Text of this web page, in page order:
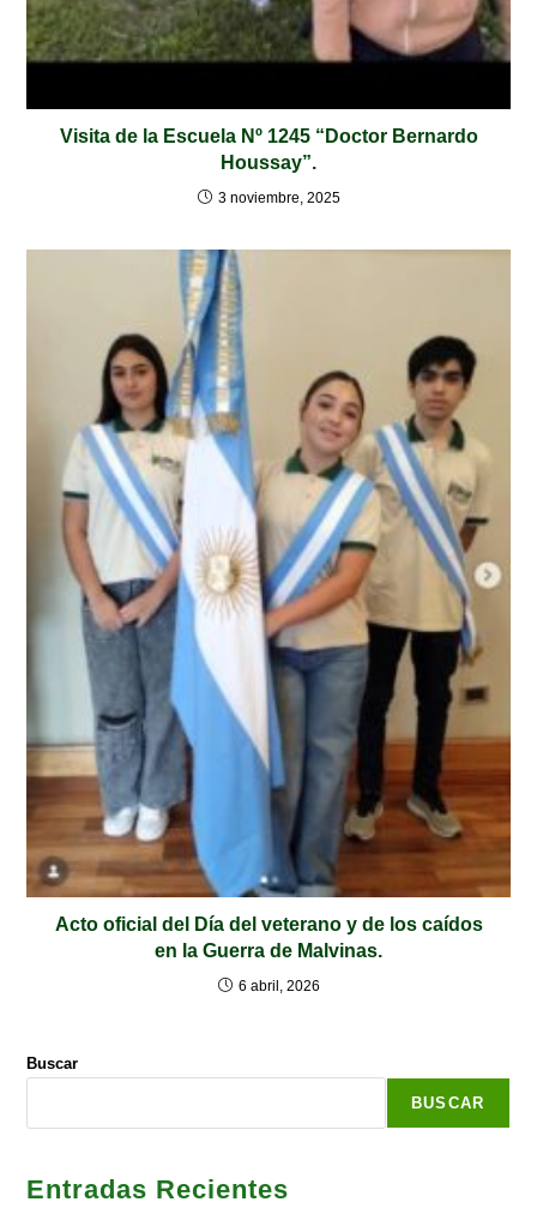
Visita de la Escuela Nº 1245 “Doctor Bernardo
Houssay”.
3 noviembre, 2025
Acto oficial del Día del veterano y de los caídos
en la Guerra de Malvinas.
6 abril, 2026
Buscar
BUSCAR
Entradas Recientes